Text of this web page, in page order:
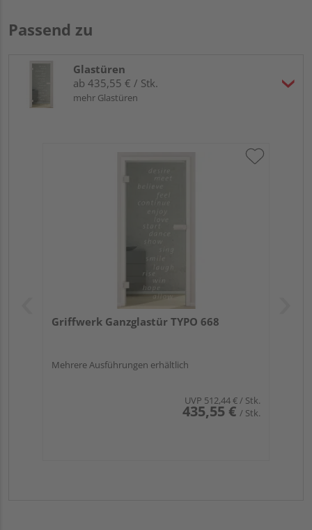
Passend zu
Glastüren
ab 435,55 € / Stk.
mehr Glastüren
Griffwerk Ganzglastür TYPO 668
Mehrere Ausführungen erhältlich
UVP 512,44 €/ Stk.
435,55 € / Stk.